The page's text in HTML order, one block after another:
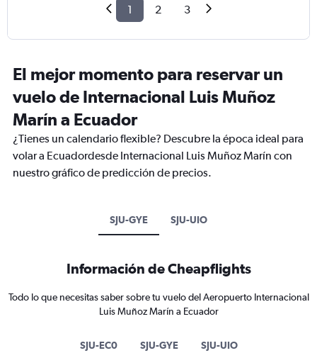
1 2 3
El mejor momento para reservar un
vuelo de Internacional Luis Muñoz
Marín a Ecuador
¿Tienes un calendario flexible? Descubre la época ideal para
volar a Ecuadordesde Internacional Luis Muñoz Marín con
nuestro gráfico de predicción de precios.
SJU-GYE SJU-UIO
Información de Cheapflights
Todo lo que necesitas saber sobre tu vuelo del Aeropuerto Internacional
Luis Muñoz Marín a Ecuador
SJU-EC0 SJU-GYE SJU-UIO